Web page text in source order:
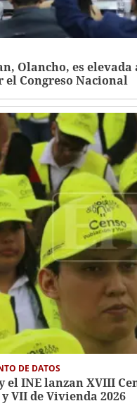
Olancho, es elevada
el Congreso Nacional
DE DATOS
el INE lanzan XVIII
VII de Vivienda 2026